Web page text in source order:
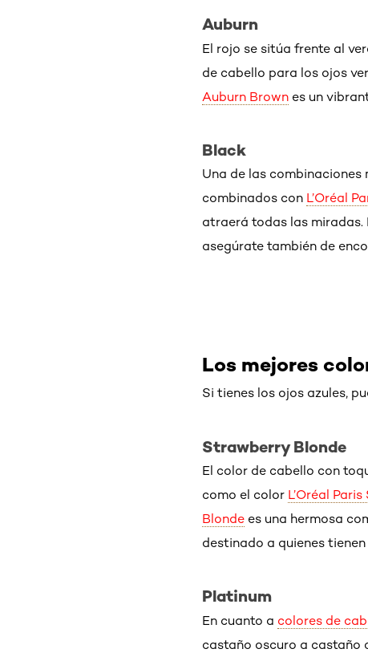
Auburn
El rojo se sitúa frente al
de cabello para los ojos
Auburn Brown es un
Black
Una de las combinaciones
combinados con L’Oréal
atraerá todas las miradas.
asegúrate también de
Los mejores
Si tienes los ojos azules,
Strawberry Blonde
El color de cabello con
como el color L’Oréal
Blonde es una hermosa
destinado a quienes
Platinum
En cuanto a colores de
castaño oscuro a castaño